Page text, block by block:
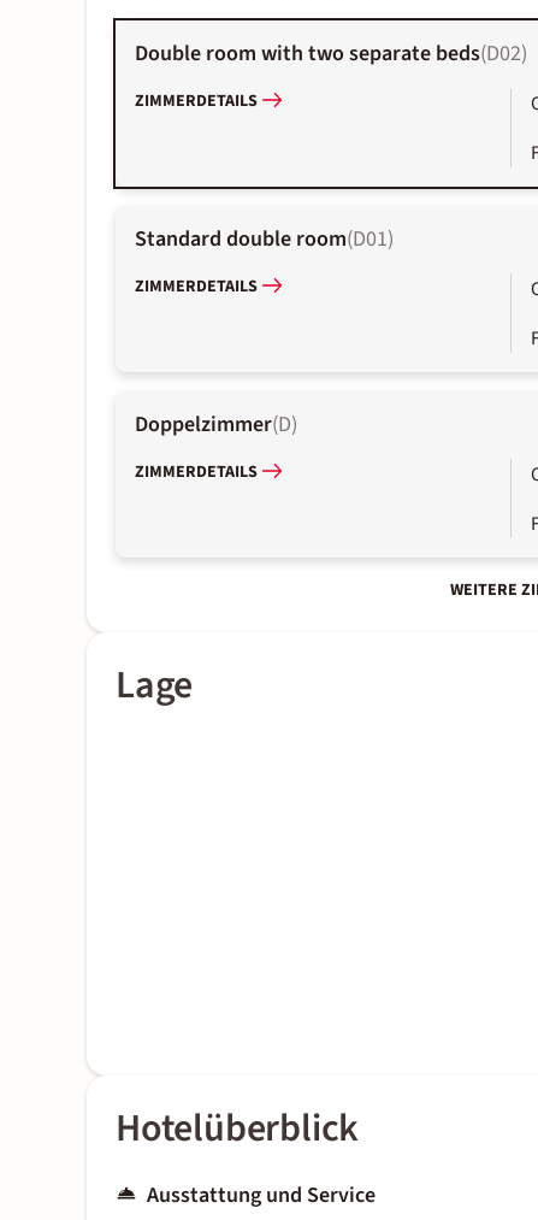
Double room with two separate beds(D02)
ZIMMERDETAILS
Standard double room(D01)
ZIMMERDETAILS
Doppelzimmer(D)
ZIMMERDETAILS
WEITERE
Lage
Hotelüberblick
Ausstattung und Service